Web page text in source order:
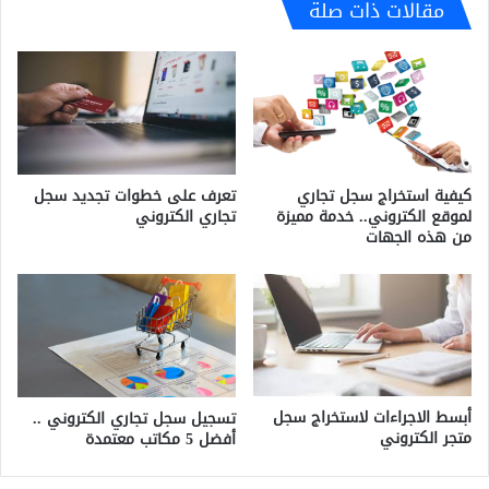
مقالات ذات صلة
كيفية استخراج سجل تجاري
لموقع الكتروني.. خدمة مميزة
من هذه الجهات
تعرف على خطوات تجديد سجل
تجاري الكتروني
أبسط الاجراءات لاستخراج سجل
متجر الكتروني
تسجيل سجل تجاري الكتروني ..
أفضل 5 مكاتب معتمدة